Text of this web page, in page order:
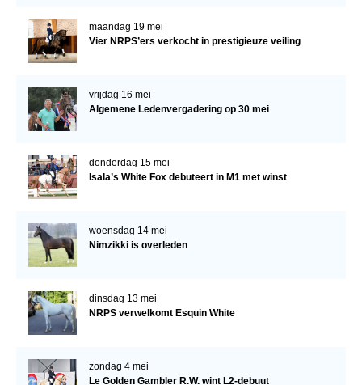
maandag 19 mei
Vier NRPS’ers verkocht in prestigieuze veiling
vrijdag 16 mei
Algemene Ledenvergadering op 30 mei
donderdag 15 mei
Isala’s White Fox debuteert in M1 met winst
woensdag 14 mei
Nimzikki is overleden
dinsdag 13 mei
NRPS verwelkomt Esquin White
zondag 4 mei
Le Golden Gambler R.W. wint L2-debuut